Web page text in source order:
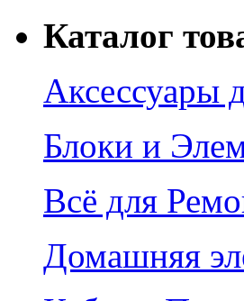
Каталог
Аксессуары
Блоки и
Всё для
Домашняя